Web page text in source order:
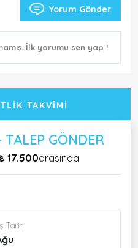
Yorum Gönder
İlk yorumu sen yap !
TAKVIMI
TALEP GÖNDER
17.500arasında
Tarihi